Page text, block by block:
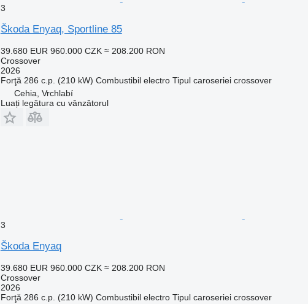
3
Škoda Enyaq, Sportline 85
39.680 EUR 960.000 CZK ≈ 208.200 RON
Crossover
2026
Forţă 286 c.p. (210 kW) Combustibil electro Tipul caroseriei crossover
Cehia, Vrchlabí
Luați legătura cu vânzătorul
3
Škoda Enyaq
39.680 EUR 960.000 CZK ≈ 208.200 RON
Crossover
2026
Forţă 286 c.p. (210 kW) Combustibil electro Tipul caroseriei crossover